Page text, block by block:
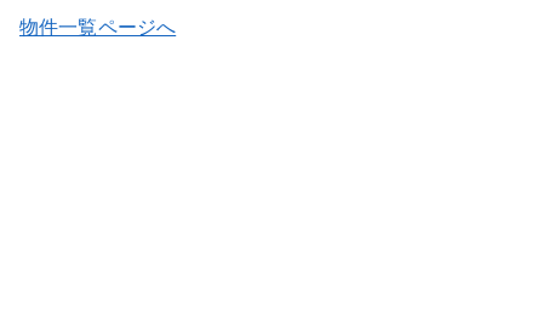
物件一覧ページへ